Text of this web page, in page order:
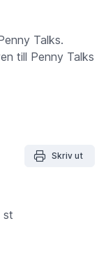
Talks.
till Penny Talks
Skriv ut
st